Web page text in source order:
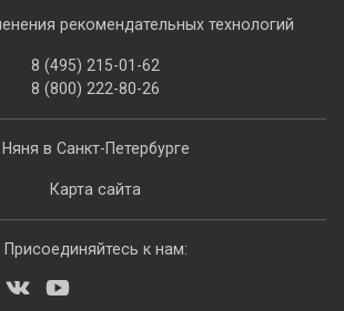
Няня в Санкт-Петербурге
Карта сайта
рекомендательных технологий
8 (495) 215-01-62
8 (800) 222-80-26
Присоединяйтесь к нам: